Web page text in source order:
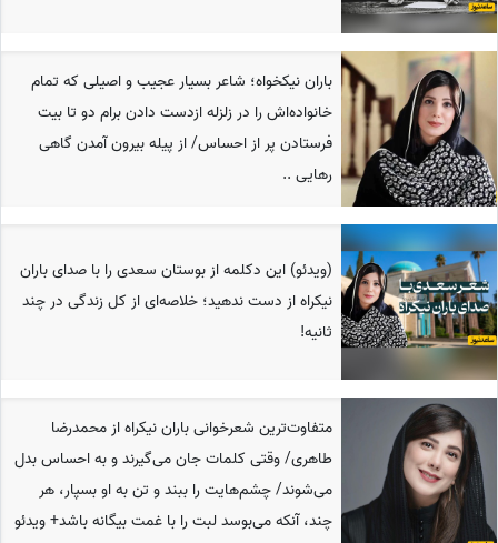
باران نیکخواه؛ شاعر بسیار عجیب و اصیلی که تمام
خانواده‌اش را در زلزله ازدست دادن برام دو تا بیت
فرستادن پر از احساس/ از پیله بیرون آمدن گاهی
رهایی ..
(ویدئو) این دکلمه از بوستان سعدی را با صدای باران
نیکراه از دست ندهید؛ خلاصه‌ای از کل زندگی در چند
ثانیه!
متفاوت‌ترین شعرخوانی باران نیکراه از محمدرضا
طاهری/ وقتی کلمات جان می‌گیرند و به احساس بدل
می‌شوند/ چشم‌هایت را ببند و تن به او بسپار، هر
چند، آنکه می‌بوسد لبت‌ را با غمت بیگانه باشد+ ویدئو